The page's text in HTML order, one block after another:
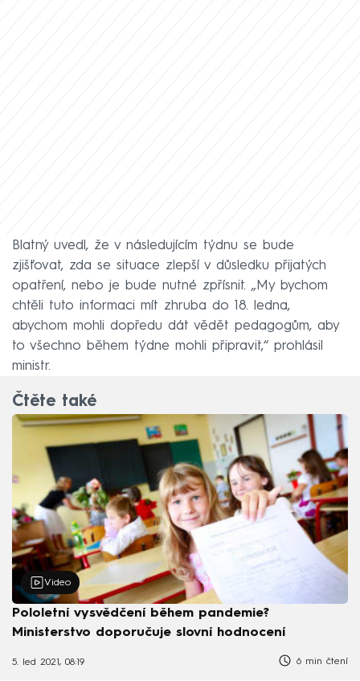
Blatný uvedl, že v následujícím týdnu se bude
zjišťovat, zda se situace zlepší v důsledku přijatých
opatření, nebo je bude nutné zpřísnit. „My bychom
chtěli tuto informaci mít zhruba do 18. ledna,
abychom mohli dopředu dát vědět pedagogům, aby
to všechno během týdne mohli připravit,“ prohlásil
ministr.
Čtěte také
Video
Pololetní vysvědčení během pandemie?
Ministerstvo doporučuje slovní hodnocení
5. led 2021, 08:19 6 min čtení